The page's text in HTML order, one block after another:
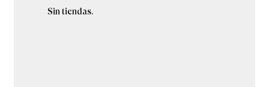
Sin tiendas.